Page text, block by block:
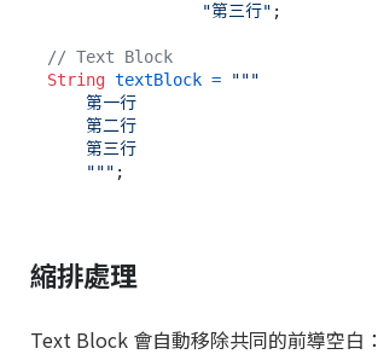
"第三行" ;
// Text Block
String textBlock =
"""
    """
縮排處理
Text Block 會自動移除共同的前導空白：